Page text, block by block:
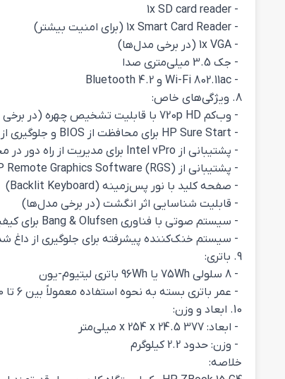
- 1x SD card reader
- 1x Smart Card Reader (برای امنیت بیشتر)
- 1x VGA (در برخی مدل‌ها)
- جک 3.5 میلی‌متری صدا
- Wi-Fi 802.11ac و Bluetooth 4.2
- وب‌کم 720p HD با قابلیت تشخیص چهره (در برخی مدل‌ها)
- HP Sure Start برای محافظت از BIOS و جلوگیری از حملات بدافزارها
- پشتیبانی از Intel vPro برای مدیریت از راه دور در محیط‌های سازمانی
- پشتیبانی از HP Remote Graphics Software (RGS) برای دسترسی به ایستگاه‌های کاری از راه دور
- صفحه کلید با نور پس‌زمینه (Backlit Keyboard)
- قابلیت شناسایی اثر انگشت (در برخی مدل‌ها)
- سیستم صوتی با فناوری Bang & Olufsen برای کیفیت صدای بهتر
- سیستم خنک‌کننده پیشرفته برای جلوگیری از
- 8 سلولی 75Wh یا 96Wh باتری لیتیوم-یون
- عمر باتری بسته به نحوه استفاده معمولاً بین 6 تا 10 ساعت متغیر است.
- ابعاد: 377 x 254 x 24.5 میلی‌متر
- وزن: حدود 2.2 کیلوگرم
خلاصه: